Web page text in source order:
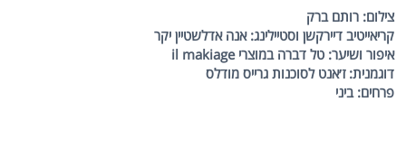
צילום: רותם ברק
קריאייטיב דיירקשן וסטיילינג: אנה אדלשטיין יקר
איפור ושיער: טל דברה במוצרי il makiage
דוגמנית: ז׳אנט לסוכנות גרייס מודלס
פרחים: ביני